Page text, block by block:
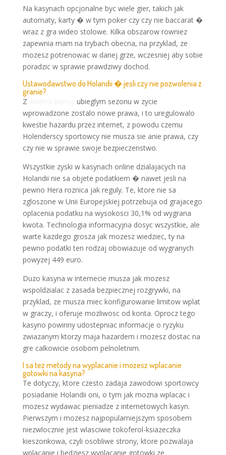
Na kasynach opcjonalne byc wiele gier, takich jak
automaty, karty � w tym poker czy czy nie baccarat �
wraz z gra wideo stolowe. Kilka obszarow rowniez
zapewnia mam na trybach obecna, na przyklad, ze
mozesz potrenowac w danej grze, wczesniej aby sobie
poradzic w sprawie prawdziwy dochod.
Ustawodawstwo do Holandii � jesli czy nie pozwolenia z
granie?
Z
ubieglym sezonu w zycie
wprowadzone zostalo nowe prawa, i to uregulowalo
kwestie hazardu przez internet, z powodu czemu
Holenderscy sportowcy nie musza sie anie prawa, czy
czy nie w sprawie swoje bezpieczenstwo.
Wszystkie zyski w kasynach online dzialajacych na
Holandii nie sa objete podatkiem � nawet jesli na
pewno Hera roznica jak reguly. Te, ktore nie sa
zgloszone w Unii Europejskiej potrzebuja od grajacego
oplacenia podatku na wysokosci 30,1% od wygrana
kwota. Technologia informacyjna dosyc wszystkie, ale
warte kazdego grosza jak mozesz wiedziec, ty na
pewno podatki ten rodzaj obowiazuje od wygranych
powyzej 449 euro.
Duzo kasyna w internecie musza jak mozesz
wspoldzialac z zasada bezpiecznej rozgrywki, na
przyklad, ze musza miec konfigurowanie limitow wplat
w graczy, i oferuje mozliwosc od konta. Oprocz tego
kasyno powinny udostepniac informacje o ryzyku
zwiazanym ktorzy maja hazardem i mozesz dostac na
gre calkowicie osobom pelnoletnim.
I sa tez metody na wyplacanie i mozesz wplacanie
gotowki na kasyna?
Te dotyczy, ktore czesto zadaja zawodowi sportowcy
posiadanie Holandii oni, o tym jak mozna wplacac i
mozesz wydawac pieniadze z internetowych kasyn.
Pierwszym i mozesz najpopularniejszym sposobem
niezwlocznie jest wlasciwie tokoferol-ksiazeczka
kieszonkowa, czyli osobliwe strony, ktore pozwalaja
wplacanie i bedziesz wyplacanie gotowki ze